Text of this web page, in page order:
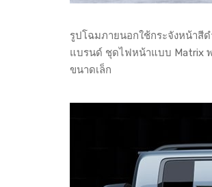
รูปโฉมภายนอกใช้กระจังหน้าสี
แบรนด์ ชุดไฟหน้าแบบ Matrix
ขนาดเล็ก